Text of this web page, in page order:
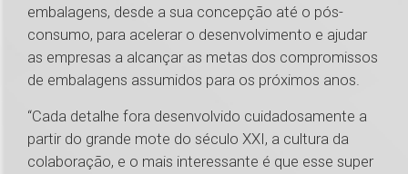
embalagens, desde a sua concepção até o pós-
consumo, para acelerar o desenvolvimento e ajudar
as empresas a alcançar as metas dos compromissos
de embalagens assumidos para os próximos anos.
“Cada detalhe fora desenvolvido cuidadosamente a
partir do grande mote do século XXI, a cultura da
colaboração, e o mais interessante é que esse super